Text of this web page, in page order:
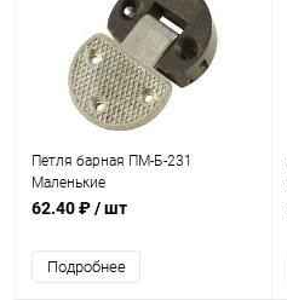
Петля барная ПМ-Б-231
Маленькие
62.40 ₽/ шт
Подробнее